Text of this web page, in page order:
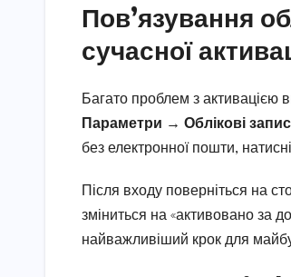
Пов’язування
сучасної
Багато проблем з активацією
Параметри → Облікові
без електронної пошти,
Після входу поверніться на
зміниться на «активовано за
найважливіший крок для